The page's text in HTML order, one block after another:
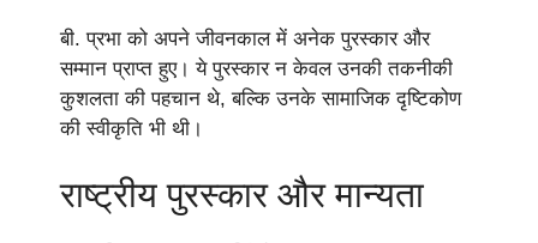
बी. प्रभा को अपने जीवनकाल में अनेक पुरस्कार और
सम्मान प्राप्त हुए। ये पुरस्कार न केवल उनकी तकनीकी
कुशलता की पहचान थे, बल्कि उनके सामाजिक दृष्टिकोण
की स्वीकृति भी थी।
राष्ट्रीय पुरस्कार और मान्यता